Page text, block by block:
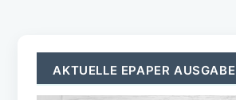
AKTUELLE EPAPER AUSGABE